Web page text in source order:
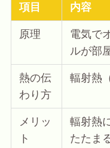
項目 内容
原理
電気で
ルが部
熱の伝
わり方
輻射熱
メリッ
ト
輻射熱
たたま